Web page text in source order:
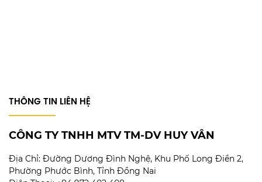
THÔNG TIN LIÊN HỆ
CÔNG TY TNHH MTV TM-DV HUY VÂN
Địa Chỉ: Đường Dương Đình Nghệ, Khu Phố Long Điền 2,
Phường Phước Bình, Tỉnh Đồng Nai